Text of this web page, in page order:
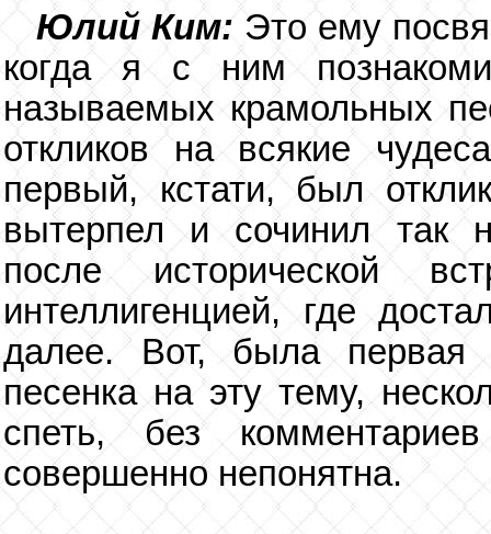
Юлий Ким: Это ему
когда я с ним
называемых крамольных
откликов на всякие
первый, кстати, был
вытерпел и сочинил так
после исторической
интеллигенцией, где
далее. Вот, была первая
песенка на эту тему,
спеть, без
совершенно непонятна.